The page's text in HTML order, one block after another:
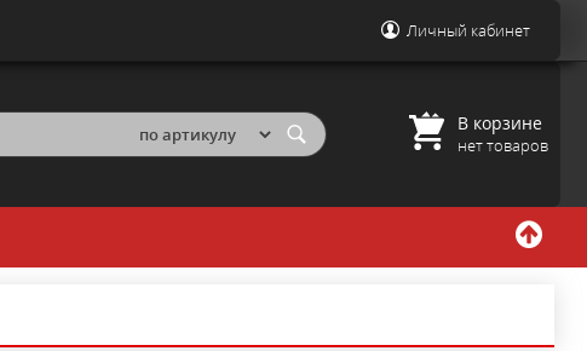
Личный кабинет
В корзине
нет товаров